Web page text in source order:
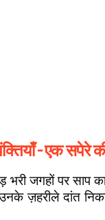
– एक सपेरे
भरी जगहों पर साप
ज़हरीले दांत